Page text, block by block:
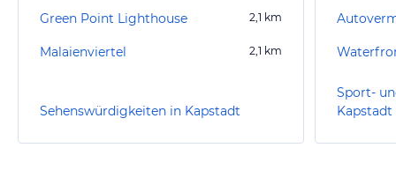
Green Point Lighthouse 2,1 km
Malaienviertel 2,1 km
Sehenswürdigkeiten in Kapstadt
Sport-
Kapstadt